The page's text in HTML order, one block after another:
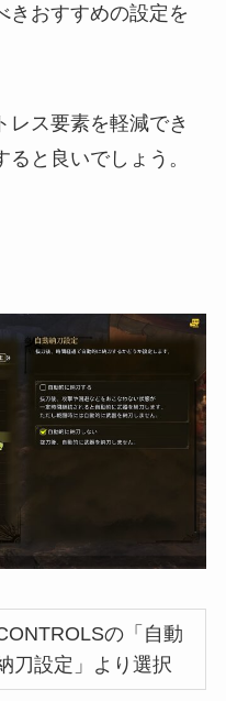
きおすすめの設定を
レス要素を軽減でき
と良いでしょう。
の「自動
刀設定」より選択